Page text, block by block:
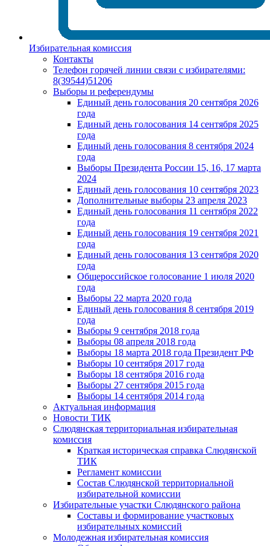
Избирательная комиссия
Контакты
Телефон горячей линии связи с избирателями:
8(39544)51206
Выборы и референдумы
Единый день голосования 20 сентября 2026
года
Единый день голосования 14 сентября 2025
года
Единый день голосования 8 сентября 2024
года
Выборы Президента России 15, 16, 17 марта
2024
Единый день голосования 10 сентября 2023
Дополнительные выборы 23 апреля 2023
Единый день голосования 11 сентября 2022
года
Единый день голосования 19 сентября 2021
года
Единый день голосования 13 сентября 2020
года
Общероссийское голосование 1 июля 2020
года
Выборы 22 марта 2020 года
Единый день голосования 8 сентября 2019
года
Выборы 9 сентября 2018 года
Выборы 08 апреля 2018 года
Выборы 18 марта 2018 года Президент РФ
Выборы 10 сентября 2017 года
Выборы 18 сентября 2016 года
Выборы 27 сентября 2015 года
Выборы 14 сентября 2014 года
Актуальная информация
Новости ТИК
Слюдянская территориальная избирательная
комиссия
Краткая историческая справка Слюдянской
ТИК
Регламент комиссии
Состав Слюдянской территориальной
избирательной комиссии
Избирательные участки Слюдянского района
Составы и формирование участковых
избирательных комиссий
Молодежная избирательная комиссия